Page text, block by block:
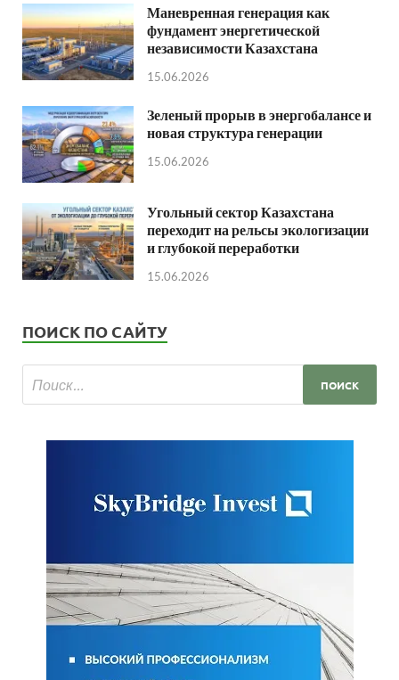
Маневренная генерация как
фундамент энергетической
независимости Казахстана
15.06.2026
Зеленый прорыв в энергобалансе и
новая структура генерации
15.06.2026
Угольный сектор Казахстана
переходит на рельсы экологизации
и глубокой переработки
15.06.2026
ПОИСК ПО САЙТУ